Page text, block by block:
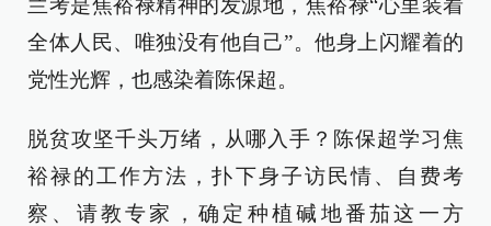
兰考是焦裕禄精神的发源地，焦裕禄“心里装着
全体人民、唯独没有他自己”。他身上闪耀着的
党性光辉，也感染着陈保超。
脱贫攻坚千头万绪，从哪入手？陈保超学习焦
裕禄的工作方法，扑下身子访民情、自费考
察、请教专家，确定种植碱地番茄这一方